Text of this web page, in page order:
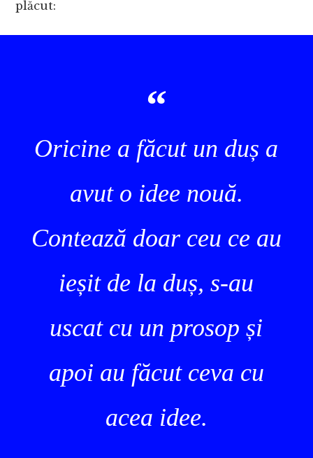
plăcut:
Oricine a făcut un duș a
avut o idee nouă.
Contează doar ceu ce au
ieșit de la duș, s-au
uscat cu un prosop și
apoi au făcut ceva cu
acea idee.